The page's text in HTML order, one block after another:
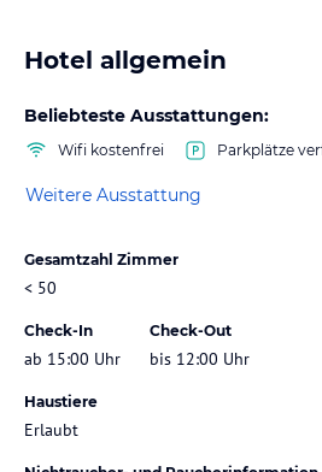
Hotel allgemein
Beliebteste Ausstattungen:
Wifi kostenfrei Parkplätze
Weitere Ausstattung
Gesamtzahl Zimmer
< 50
Check-In
ab 15:00 Uhr
Check-Out
bis 12:00 Uhr
Haustiere
Erlaubt